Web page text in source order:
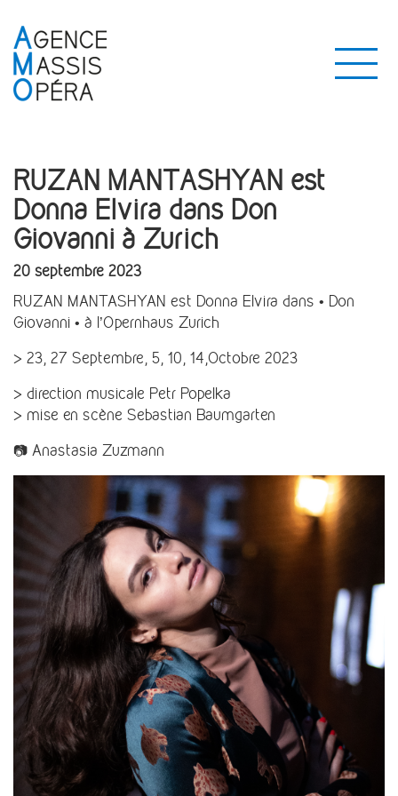
RUZAN MANTASHYAN est
Donna Elvira dans Don
Giovanni à Zurich
20 septembre 2023
RUZAN MANTASHYAN est Donna Elvira dans • Don
Giovanni • à l’Opernhaus Zurich
> 23, 27 Septembre, 5, 10, 14,Octobre 2023
> direction musicale Petr Popelka
> mise en scène Sebastian Baumgarten
📷 Anastasia Zuzmann